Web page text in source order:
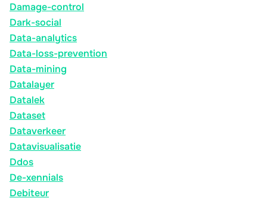
Damage-control
Dark-social
Data-analytics
Data-loss-prevention
Data-mining
Datalayer
Datalek
Dataset
Dataverkeer
Datavisualisatie
Ddos
De-xennials
Debiteur